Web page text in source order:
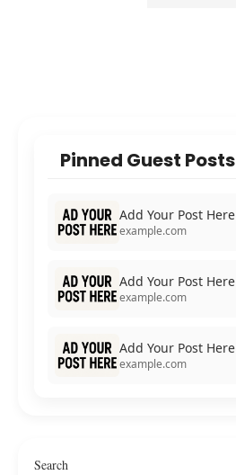
Pinned Guest Posts
Add Your Post Here
example.com
Add Your Post Here
example.com
Add Your Post Here
example.com
Search